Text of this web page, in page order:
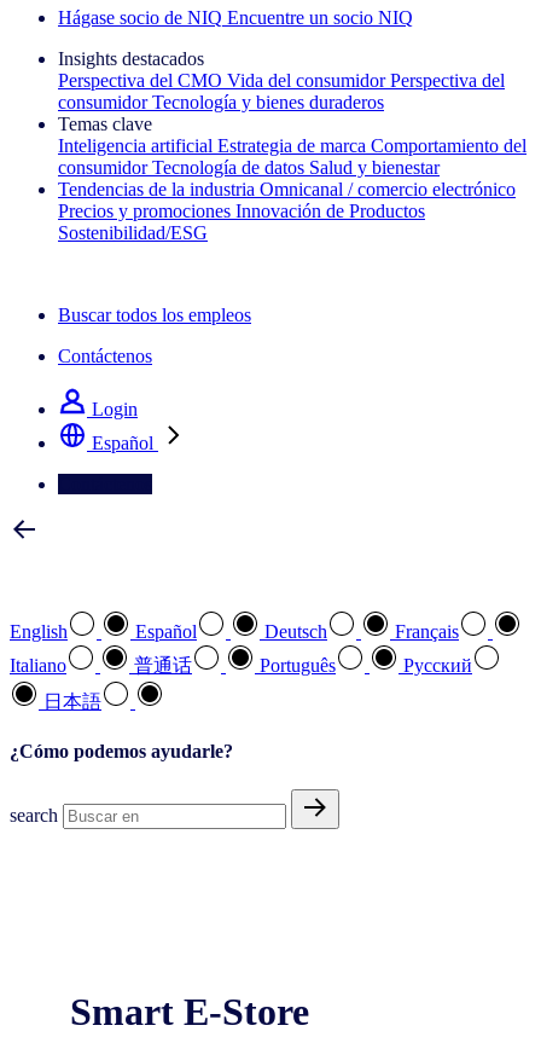
Hágase socio de NIQ Encuentre un socio NIQ
Insights destacados
Perspectiva del CMO Vida del consumidor Perspectiva del
consumidor Tecnología y bienes duraderos
Temas clave
Inteligencia artificial Estrategia de marca Comportamiento del
consumidor Tecnología de datos Salud y bienestar
Tendencias de la industria Omnicanal / comercio electrónico
Precios y promociones Innovación de Productos
Sostenibilidad/ESG
Buscar todos los empleos
Contáctenos
Login
Español
English Español Deutsch
Français
Italiano
普通话 Português
Pусский
日本語
¿Cómo podemos ayudarle?
search
Smart E-Store